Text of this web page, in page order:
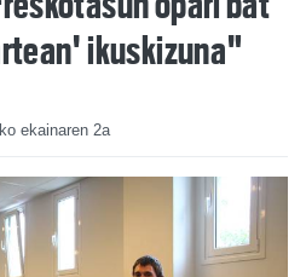
ikuskizuna"
ekainaren 2a